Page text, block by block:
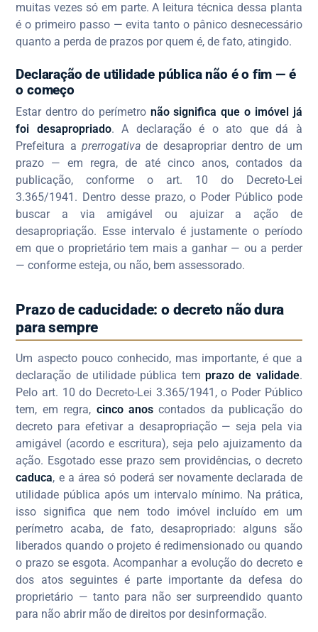
muitas vezes só em parte. A leitura técnica dessa planta
é o primeiro passo — evita tanto o pânico desnecessário
quanto a perda de prazos por quem é, de fato, atingido.
Declaração de utilidade pública não é o fim — é
o começo
Estar dentro do perímetro não significa que o imóvel já
foi desapropriado. A declaração é o ato que dá à
Prefeitura aprerrogativa de desapropriar dentro de um
prazo — em regra, de até cinco anos, contados da
publicação, conforme o art. 10 do Decreto-Lei
3.365/1941. Dentro desse prazo, o Poder Público pode
buscar a via amigável ou ajuizar a ação de
desapropriação. Esse intervalo é justamente o período
em que o proprietário tem mais a ganhar — ou a perder
— conforme esteja, ou não, bem assessorado.
Prazo de caducidade: o decreto não dura
para sempre
Um aspecto pouco conhecido, mas importante, é que a
declaração de utilidade pública tem prazo de validade.
Pelo art. 10 do Decreto-Lei 3.365/1941, o Poder Público
tem, em regra, cinco anos contados da publicação do
decreto para efetivar a desapropriação — seja pela via
amigável (acordo e escritura), seja pelo ajuizamento da
ação. Esgotado esse prazo sem providências, o decreto
caduca, e a área só poderá ser novamente declarada de
utilidade pública após um intervalo mínimo. Na prática,
isso significa que nem todo imóvel incluído em um
perímetro acaba, de fato, desapropriado: alguns são
liberados quando o projeto é redimensionado ou quando
o prazo se esgota. Acompanhar a evolução do decreto e
dos atos seguintes é parte importante da defesa do
proprietário — tanto para não ser surpreendido quanto
para não abrir mão de direitos por desinformação.